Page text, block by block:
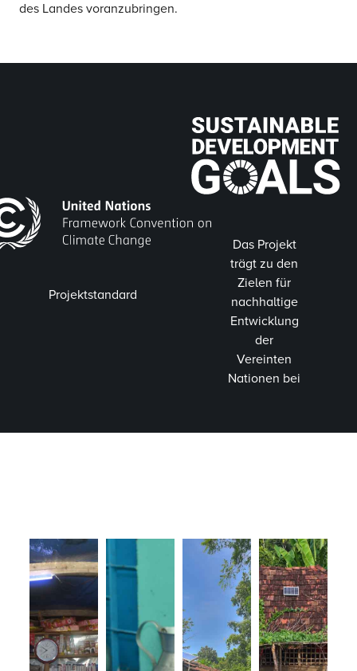
des Landes voranzubringen.
Projektstandard
Das Projekt
trägt zu den
Zielen für
nachhaltige
Entwicklung
der
Vereinten
Nationen bei